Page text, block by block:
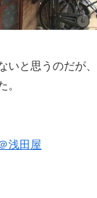
いと思うのだが
。
浅田屋